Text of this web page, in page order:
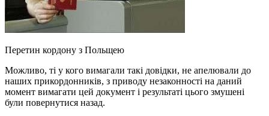
Перетин кордону з Польщею
Можливо, ті у кого вимагали такі довідки, не апелювали до
наших прикордонників, з приводу незаконності на даний
момент вимагати цей документ і результаті цього змушені
були повернутися назад.